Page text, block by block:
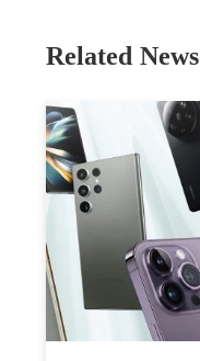
Related News